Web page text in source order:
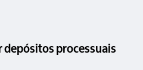
depósitos processuais